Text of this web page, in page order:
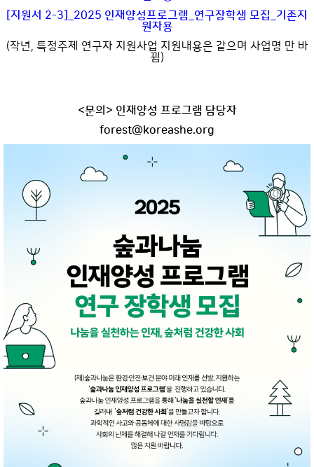
[지원서 2-3]_2025 인재양성프로그램_연구장학생 모집_기존지
원자용
(작년, 특정주제 연구자 지원사업 지원내용은 같으며 사업명 만 바
뀜)
<문의> 인재양성 프로그램 담당자
forest@koreashe.org